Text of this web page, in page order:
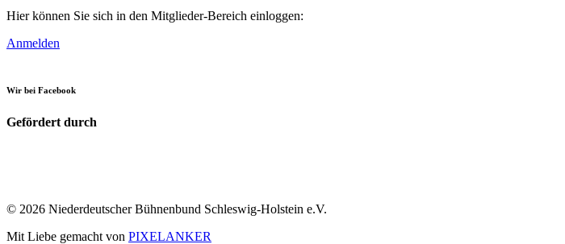
Hier können Sie sich in den Mitglieder-Bereich einloggen:
Anmelden
Wir bei Facebook
Gefördert durch
© 2026 Niederdeutscher Bühnenbund Schleswig-Holstein e.V.
Mit Liebe gemacht von PIXELANKER